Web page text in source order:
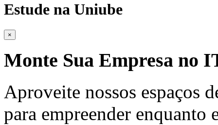
Estude na Uniube
×
Monte Sua Empresa no
Aproveite nossos espaços
para empreender enquanto